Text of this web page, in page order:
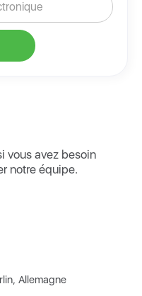
vous avez besoin
notre équipe.
Allemagne